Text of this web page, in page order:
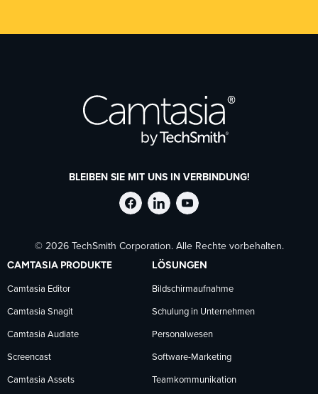
BLEIBEN SIE MIT UNS IN VERBINDUNG!
TechSmith
auf
Facebook
folgen
TechSmith
auf
LinkedIn
folgen
TechSmith
auf
YouTube
folgen
© 2026 TechSmith Corporation. Alle Rechte vorbehalten.
CAMTASIA PRODUKTE
Camtasia Editor
Camtasia Snagit
Camtasia Audiate
Screencast
Camtasia Assets
LÖSUNGEN
Bildschirmaufnahme
Schulung in Unternehmen
Personalwesen
Software-Marketing
Teamkommunikation